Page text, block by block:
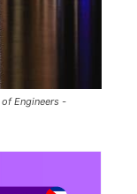
Engineers -